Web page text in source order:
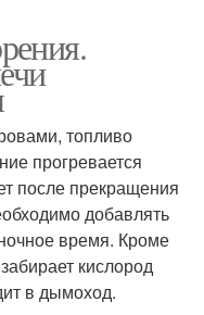
топливо
прогревается
после прекращения
добавлять
время. Кроме
кислород
в дымоход.